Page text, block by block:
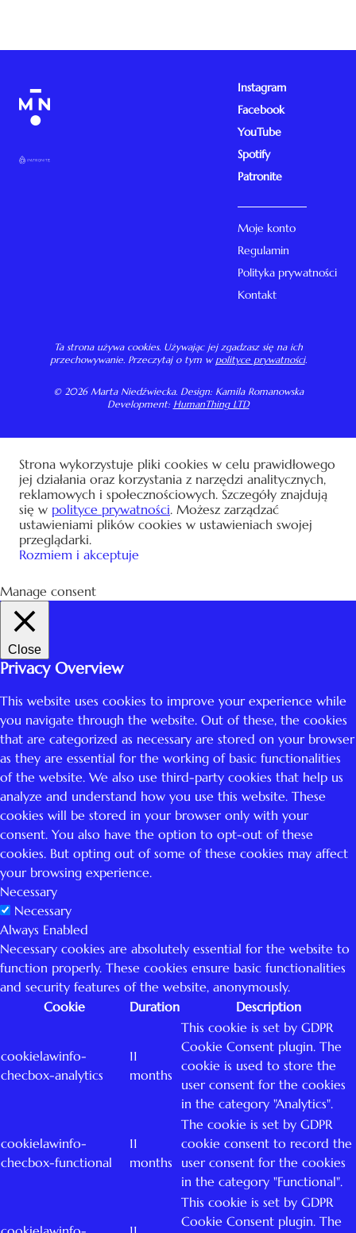
Moje konto
Regulamin
Polityka prywatności
Kontakt
Instagram
Facebook
YouTube
Spotify
Patronite
Ta strona używa cookies. Używając jej zgadzasz się na ich
przechowywanie. Przeczytaj o tym w polityce prywatności.
© 2026 Marta Niedźwiecka. Design: Kamila Romanowska
Development: HumanThing LTD
Strona wykorzystuje pliki cookies w celu prawidłowego
jej działania oraz korzystania z narzędzi analitycznych,
reklamowych i społecznościowych. Szczegóły znajdują
się w polityce prywatności. Możesz zarządzać
ustawieniami plików cookies w ustawieniach swojej
przeglądarki.
Rozmiem i akceptuje
Manage consent
Close
Privacy Overview
This website uses cookies to improve your experience while
you navigate through the website. Out of these, the cookies
that are categorized as necessary are stored on your browser
as they are essential for the working of basic functionalities
of the website. We also use third-party cookies that help us
analyze and understand how you use this website. These
cookies will be stored in your browser only with your
consent. You also have the option to opt-out of these
cookies. But opting out of some of these cookies may affect
your browsing experience.
Necessary
Necessary
Always Enabled
Necessary cookies are absolutely essential for the website to
function properly. These cookies ensure basic functionalities
and security features of the website, anonymously.
Cookie
Duration Description
cookielawinfo-
checbox-analytics
11
months
This cookie is set by GDPR
Cookie Consent plugin. The
cookie is used to store the
user consent for the cookies
in the category "Analytics".
cookielawinfo-
checbox-functional
11
months
The cookie is set by GDPR
cookie consent to record the
user consent for the cookies
in the category "Functional".
This cookie is set by GDPR
Cookie Consent plugin. The